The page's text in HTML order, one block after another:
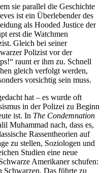
sie parallel die Geschichte
ist ein Überlebender des
als Hooded Justice der
erst die Watchmen
Gleich bei seiner
Polizist vor der
raunt er ihm zu. Schnell
gleich verfolgt werden,
vorsichtig sein muss.
hat – es wurde oft
in der Polizei zu Beginn
ist. In The Condemnation
Muhammad nach, dass es,
Rassentheorien auf
zu stellen, Soziologen und
Studien eine neue
Amerikaner schufen:
Schwarzen. Das führte zu